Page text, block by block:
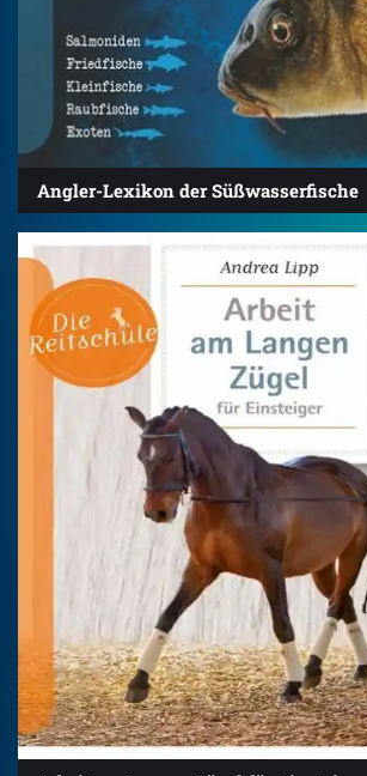
Angler-Lexikon der Süßwasserfische